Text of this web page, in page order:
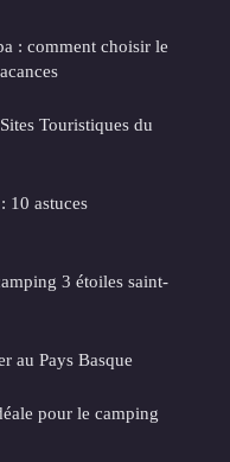
: comment choisir le
Touristiques du
10 astuces
3 étoiles saint-
au Pays Basque
pour le camping